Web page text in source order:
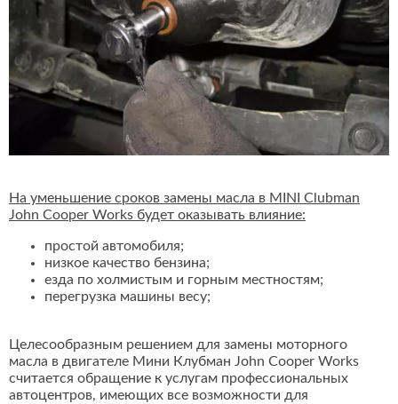
На уменьшение сроков замены масла в MINI Clubman
John Cooper Works будет оказывать влияние:
простой автомобиля;
низкое качество бензина;
езда по холмистым и горным местностям;
перегрузка машины весу;
Целесообразным решением для замены моторного
масла в двигателе Мини Клубман John Cooper Works
считается обращение к услугам профессиональных
автоцентров, имеющих все возможности для